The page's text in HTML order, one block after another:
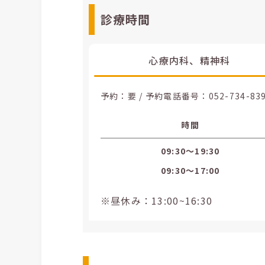
診療時間
心療内科、精神科
予約：要 / 予約電話番号： 052-734-
時間
09:30〜19:30
09:30〜17:00
※昼休み：13:00~16:30